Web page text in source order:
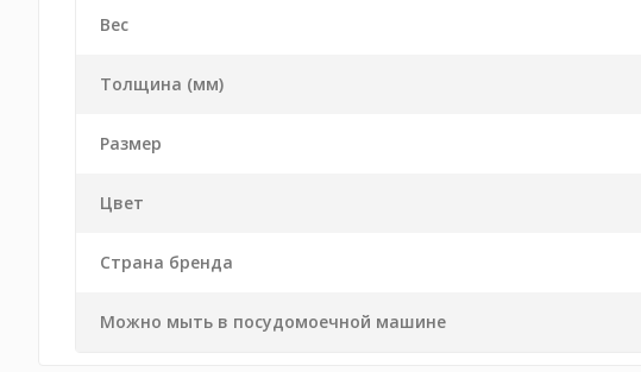
Вес
Толщина (мм)
Размер
Цвет
Страна бренда
Можно мыть в посудомоечной машине